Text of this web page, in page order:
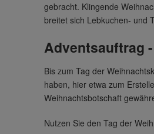
gebracht. Klingende
breitet sich Lebkuchen- und
Adventsauftrag
Bis zum Tag der
haben, hier etwa zum
Weihnachtsbotschaft
Nutzen Sie den Tag der